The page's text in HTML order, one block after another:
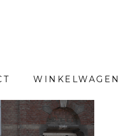
WINKELWAGEN